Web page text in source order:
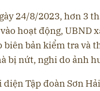
24/8/2023, hơn 3
hoạt động, UBND
biên bản kiểm tra và
bị nứt, nghi do ảnh
diện Tập đoàn Sơn